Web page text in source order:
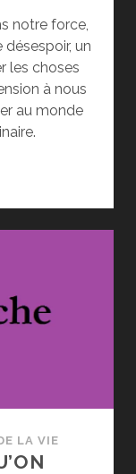
notre force,
un
les choses
à nous
au monde
LA VIE